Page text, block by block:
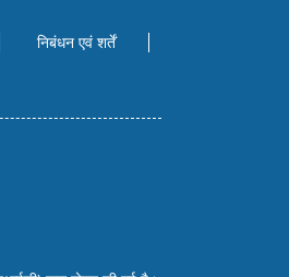
निबंधन एवं शर्तें